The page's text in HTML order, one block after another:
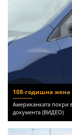
108-годишна
Американката покри
документа (ВИДЕО)